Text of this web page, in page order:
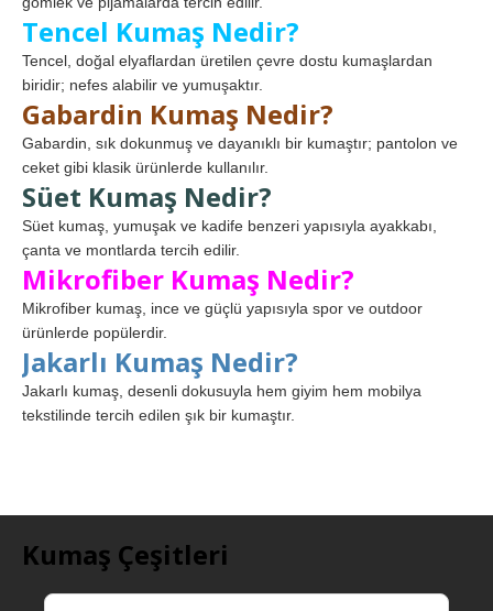
Tencel Kumaş Nedir?
Tencel, doğal elyaflardan üretilen çevre dostu kumaşlardan
biridir; nefes alabilir ve yumuşaktır.
Gabardin Kumaş Nedir?
Gabardin, sık dokunmuş ve dayanıklı bir kumaştır; pantolon ve
ceket gibi klasik ürünlerde kullanılır.
Süet Kumaş Nedir?
Süet kumaş, yumuşak ve kadife benzeri yapısıyla ayakkabı,
çanta ve montlarda tercih edilir.
Mikrofiber Kumaş Nedir?
Mikrofiber kumaş, ince ve güçlü yapısıyla spor ve outdoor
ürünlerde popülerdir.
Jakarlı Kumaş Nedir?
Jakarlı kumaş, desenli dokusuyla hem giyim hem mobilya
tekstilinde tercih edilen şık bir kumaştır.
Kumaş Çeşitleri